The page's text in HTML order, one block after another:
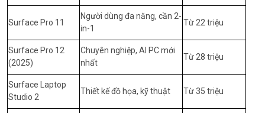
Surface Pro 11
Người dùng đa năng, cần 2-
in-1
Từ 22 triệu
Surface Pro 12
(2025)
Chuyên nghiệp, AI PC mới
nhất
Từ 28 triệu
Surface Laptop
Studio 2
Thiết kế đồ họa, kỹ thuật Từ 35 triệu